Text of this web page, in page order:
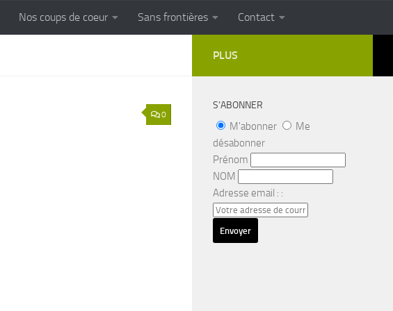
Cuisine populaire des terroirs
Nos coups de coeur Sans frontières Contact
0
PLUS
S’ABONNER
M'abonner
Me
désabonner
Prénom
NOM
Adresse email : :